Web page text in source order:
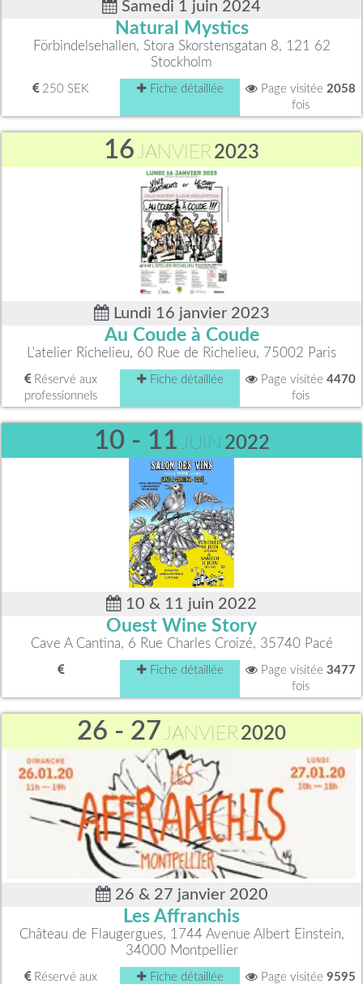
Samedi 1 juin 2024
Natural Mystics
Förbindelsehallen, Stora Skorstensgatan 8, 121 62
Stockholm
250 SEK Fiche détaillée Page visitée 2058
fois
16JANVIER2023
Lundi 16 janvier 2023
Au Coude à Coude
L'atelier Richelieu, 60 Rue de Richelieu, 75002 Paris
Réservé aux
professionnels
Fiche détaillée Page visitée 4470
fois
10 - 11 JUIN 2022
10 & 11 juin 2022
Ouest Wine Story
Cave A Cantina, 6 Rue Charles Croizé, 35740 Pacé
Fiche détaillée Page visitée 3477
fois
26 - 27JANVIER2020
26 & 27 janvier 2020
Les Affranchis
Château de Flaugergues, 1744 Avenue Albert Einstein,
34000 Montpellier
Réservé aux
Fiche détaillée Page visitée 9595